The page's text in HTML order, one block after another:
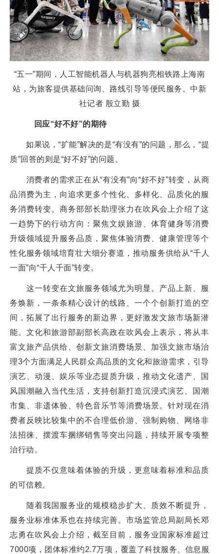
“五一”期间，人工智能机器人与机器狗亮相铁路上海南
站，为旅客提供基础问询、路线引导等便民服务。中新
社记者 殷立勤 摄
回应“好不好”的期待
如果说，“扩能”解决的是“有没有”的问题，那么，“提
质”回答的则是“好不好”的问题。
消费者的需求正在从“有没有”向“好不好”转变，从商
品消费为主，向追求更多个性化、多样化、品质化的服
务消费转变。商务部部长助理张力在吹风会上介绍了这
一趋势下的行动方向：聚焦文娱旅游、体育健身等消费
升级领域提升服务品质，聚焦体验消费、健康管理等个
性化服务领域培育壮大细分赛道，推动服务供给从“千人
一面”向“千人千面”转变。
这一转变在文旅服务领域尤为明显。产品上新、服
务焕新，一条条精心设计的线路、一个个创新打造的空
间，拓展了出行服务的新边界，更好激发文旅市场新潜
能。文化和旅游部副部长高政在吹风会上表示，将从丰
富文旅产品供给、创新文旅消费场景、加强文旅市场治
理3个方面满足人民群众高品质的文化和旅游需求，引导
演艺、动漫、娱乐等业态提质升级，推动文化遗产、国
风国潮融入当代生活，支持创新打造沉浸式演艺、国潮
市集、非遗体验、特色音乐节等消费场景。针对现在消
费者反映比较集中的不合理低价游、强制购物、网络非
法招徕、摆渡车捆绑销售等突出问题，持续开展专项整
治行动。
提质不仅意味着体验的升级，更意味着标准和品质
的可信赖。
随着我国服务业的规模稳步扩大、质效不断提升，
服务业标准体系也在持续完善。市场监管总局副局长邓
志勇在吹风会上介绍，截至目前，服务业国家标准超过
7000项，团体标准约2.7万项，覆盖了科技服务、信息服